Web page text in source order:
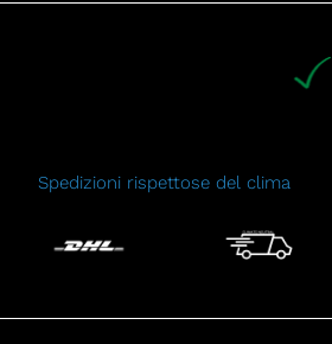
Spedizioni rispettose del clima